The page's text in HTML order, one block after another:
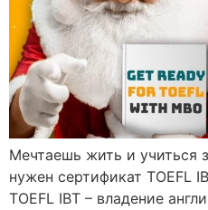
Мечтаешь жить и учиться
нужен сертификат TOEFL
TOEFL IBT – владение